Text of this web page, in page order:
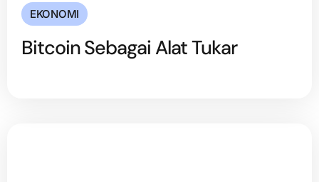
EKONOMI
Bitcoin Sebagai Alat Tukar